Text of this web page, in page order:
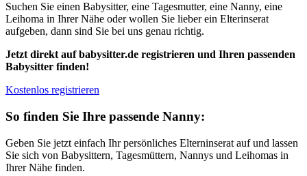
Suchen Sie einen Babysitter, eine Tagesmutter, eine Nanny, eine
Leihoma in Ihrer Nähe oder wollen Sie lieber ein Elterinserat
aufgeben, dann sind Sie bei uns genau richtig.
Jetzt direkt auf babysitter.de registrieren und Ihren passenden
Babysitter finden!
Kostenlos registrieren
So finden Sie Ihre passende Nanny:
Geben Sie jetzt einfach Ihr persönliches Elterninserat auf und lassen
Sie sich von Babysittern, Tagesmüttern, Nannys und Leihomas in
Ihrer Nähe finden.